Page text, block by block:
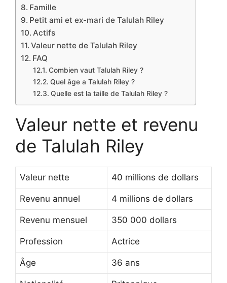
Famille
Petit ami et ex-mari de Talulah Riley
Actifs
Valeur nette de Talulah Riley
FAQ
Combien vaut Talulah Riley ?
Quel âge a Talulah Riley ?
Quelle est la taille de Talulah Riley ?
Valeur nette et revenu
de Talulah Riley
Valeur nette 40 millions de dollars
Revenu annuel 4 millions de dollars
Revenu mensuel 350 000 dollars
Profession Actrice
Âge 36 ans